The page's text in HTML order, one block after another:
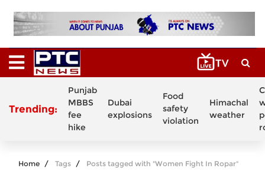
Trending:
Punjab
MBBS
fee
hike
Dubai
explosions
Food
safety
violation
Himachal
weather
Home Tags Posts tagged with "Women Fight In Ropar"